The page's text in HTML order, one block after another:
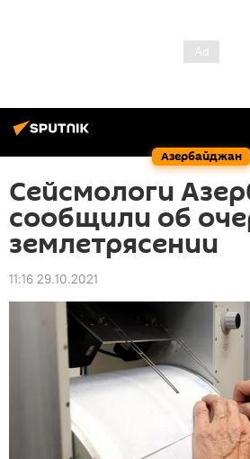
Азербайджан
Сейсмологи
сообщили об
землетрясении
11:16 29.10.2021